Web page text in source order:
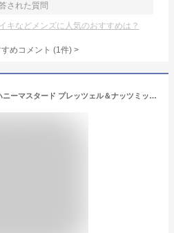
された質問
キなどメンズに人気のおすすめは？
めコメント (1件) >
カルディ ペンバートン ハニーマスタード プレッツェル＆ナッツミックス 100g×1個 おつまみ ナッツ スナック菓子